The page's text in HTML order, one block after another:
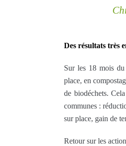
Des résultats très
Sur les 18 mois du
place, en
de biodéchets.
communes :
sur place, gain de
Retour sur les